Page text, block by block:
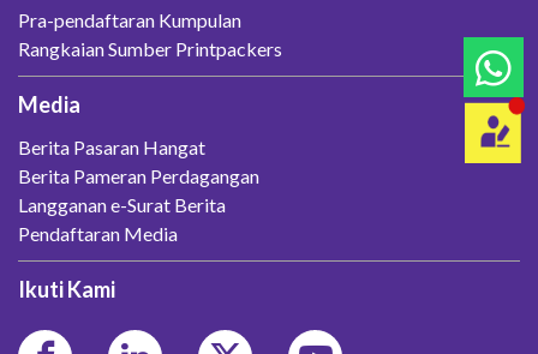
Pra-pendaftaran Kumpulan
Rangkaian Sumber Printpackers
Media
Berita Pasaran Hangat
Berita Pameran Perdagangan
Langganan e-Surat Berita
Pendaftaran Media
Ikuti Kami